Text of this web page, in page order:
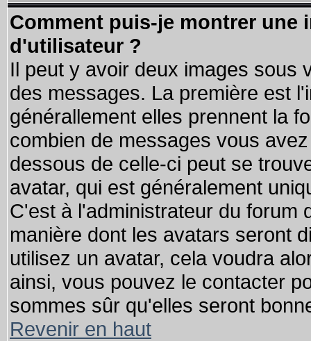
Comment puis-je montrer une
d'utilisateur ?
Il peut y avoir deux images sous
des messages. La première est
générallement elles prennent la
combien de messages vous
dessous de celle-ci peut se
avatar, qui est généralement
C'est à l'administrateur du forum
manière dont les avatars seront
utilisez un avatar, cela voudra
ainsi, vous pouvez le contacter
sommes sûr qu'elles seront
Revenir en haut